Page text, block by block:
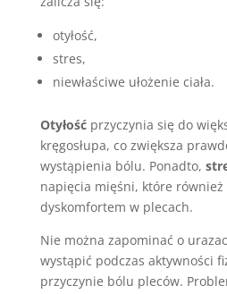
otyłość,
stres,
niewłaściwe ułożenie ciała.
Otyłośćprzyczynia się do
kręgosłupa, co zwiększa
wystąpienia bólu. Ponadto,
napięcia mięśni, które również
dyskomfortem w plecach.
Nie można zapominać o
wystąpić podczas aktywności
przyczynie bólu pleców.